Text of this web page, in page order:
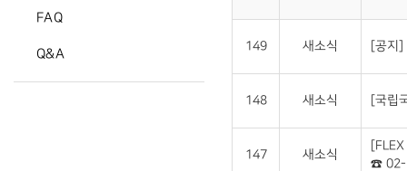
FAQ
Q&A
149 새소식 [공지]
148 새소식 [국립
147 새소식
☎ 02-